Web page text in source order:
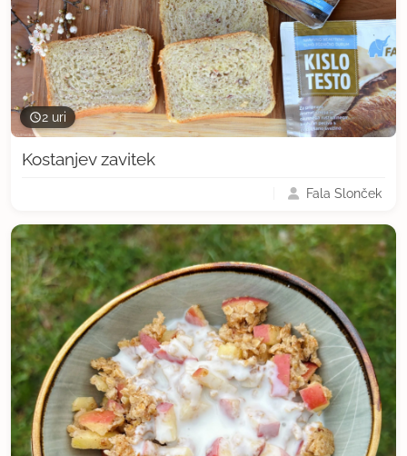
2 uri
Kostanjev zavitek
Fala Slonček